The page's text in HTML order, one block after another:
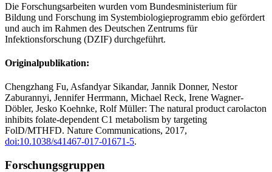
Die Forschungsarbeiten wurden vom Bundesministerium für
Bildung und Forschung im Systembiologieprogramm ebio gefördert
und auch im Rahmen des Deutschen Zentrums für
Infektionsforschung (DZIF) durchgeführt.
Originalpublikation:
Chengzhang Fu, Asfandyar Sikandar, Jannik Donner, Nestor
Zaburannyi, Jennifer Herrmann, Michael Reck, Irene Wagner-
Döbler, Jesko Koehnke, Rolf Müller: The natural product carolacton
inhibits folate-dependent C1 metabolism by targeting
FolD/MTHFD. Nature Communications, 2017,
doi:10.1038/s41467-017-01671-5.
Forschungs­gruppen